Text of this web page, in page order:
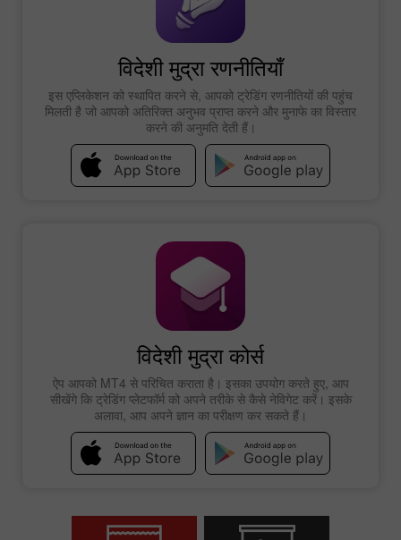
विदेशी मुद्रा रणनीतियाँ
इस एप्लिकेशन को स्थापित करने से, आपको ट्रेडिंग रणनीतियों की पहुंच
मिलती है जो आपको अतिरिक्त अनुभव प्राप्त करने और मुनाफे का विस्तार
करने की अनुमति देती हैं।
विदेशी मुद्रा कोर्स
ऐप आपको MT4 से परिचित कराता है। इसका उपयोग करते हुए, आप
सीखेंगे कि ट्रेडिंग प्लेटफॉर्म को अपने तरीके से कैसे नेविगेट करें। इसके
अलावा, आप अपने ज्ञान का परीक्षण कर सकते हैं।